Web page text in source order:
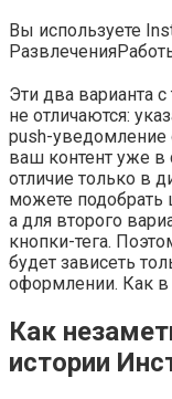
Вы используете
Развлечения
Эти два варианта
не отличаются:
push-уведомление
ваш контент уже в
отличие только в
можете
а для второго
кнопки-тега.
будет зависеть
оформлении. Как в
Как
истории